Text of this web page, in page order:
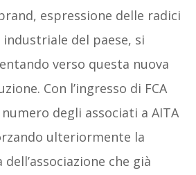
espressione delle radici
del paese, si
verso questa nuova
Con l’ingresso di FCA
degli associati a AITA
ulteriormente la
che già